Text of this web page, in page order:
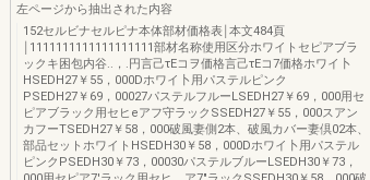
左ページから抽出された内容
152セルビナセルピナ本体部材価格表￨本文484頁
￨1111111111111111111部材名称使用区分ホワイトセピアブラ
ックキ困包内谷..，.円言己τEコヲ価格言己τEコ7価格ホワイ卜
HSEDH27￥55，000Dホワイ卜用パステルピンク
PSEDH27￥69，00027パステルフルーLSEDH27￥69，000用セ
ピアブラック用セヒeアフ守ラックSSEDH27￥55，000スアン
カフーTSEDH27￥58，000破風妻側2本、破風カバー妻倶02本、
部品セットホワイトHSEDH30￥58，000Dホワイ卜用パステル
ピンクPSEDH30￥73，00030パステルブルーLSEDH30￥73，